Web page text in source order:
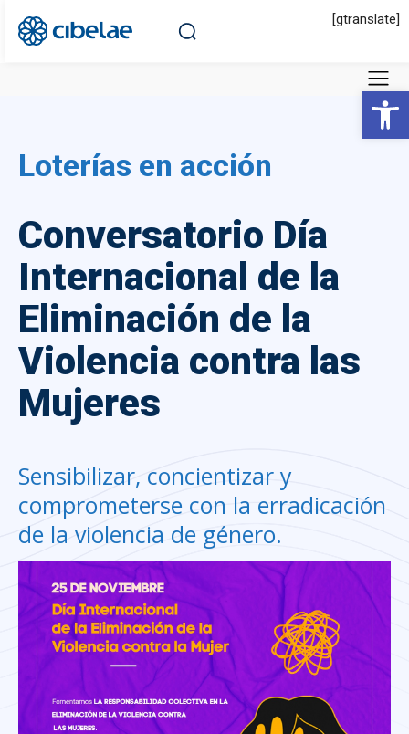
Abrir
[gtranslate]
Loterías en acción
Conversatorio Día
Internacional de la
Eliminación de la
Violencia contra las
Mujeres
Sensibilizar, concientizar y
comprometerse con la erradicación
de la violencia de género.